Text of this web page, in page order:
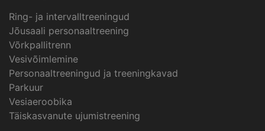
Ring- ja intervalltreeningud
Jõusaali personaaltreening
Võrkpallitrenn
Vesivõimlemine
Personaaltreeningud ja treeningkavad
Parkuur
Vesiaeroobika
Täiskasvanute ujumistreening